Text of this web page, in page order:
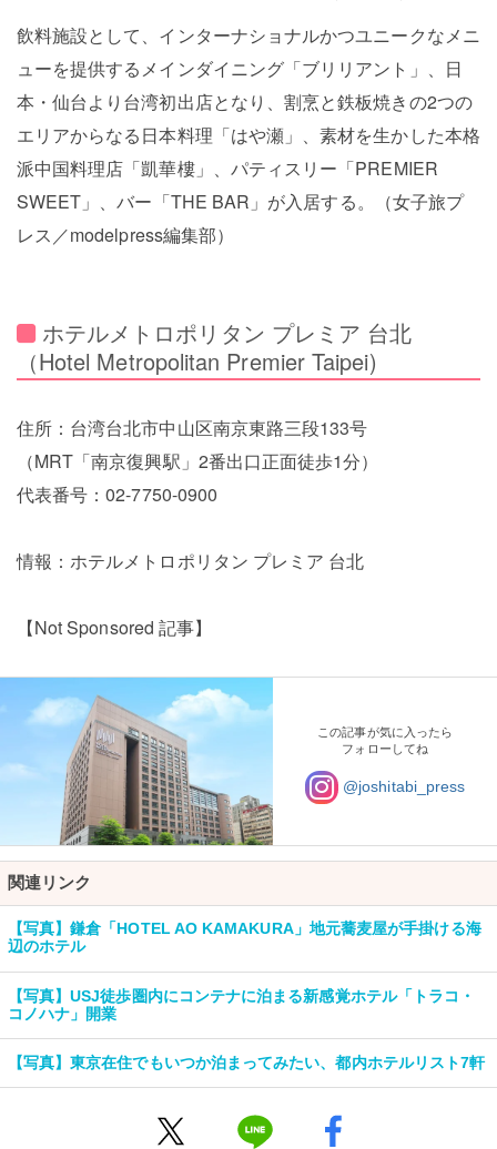
飲料施設として、インターナショナルかつユニークなメニ
ューを提供するメインダイニング「ブリリアント」、日
本・仙台より台湾初出店となり、割烹と鉄板焼きの2つの
エリアからなる日本料理「はや瀬」、素材を生かした本格
派中国料理店「凱華樓」、パティスリー「PREMIER
SWEET」、バー「THE BAR」が入居する。（女子旅プ
レス／modelpress編集部）
ホテルメトロポリタン プレミア 台北
（Hotel Metropolitan Premier Taipei)
住所：台湾台北市中山区南京東路三段133号
（MRT「南京復興駅」2番出口正面徒歩1分）
代表番号：02-7750-0900
情報：ホテルメトロポリタン プレミア 台北
【Not Sponsored 記事】
この記事が気に入ったら
フォローしてね
@joshitabi_press
関連リンク
【写真】鎌倉「HOTEL AO KAMAKURA」地元蕎麦屋が手掛ける海
辺のホテル
【写真】USJ徒歩圏内にコンテナに泊まる新感覚ホテル「トラコ・
コノハナ」開業
【写真】東京在住でもいつか泊まってみたい、都内ホテルリスト7軒